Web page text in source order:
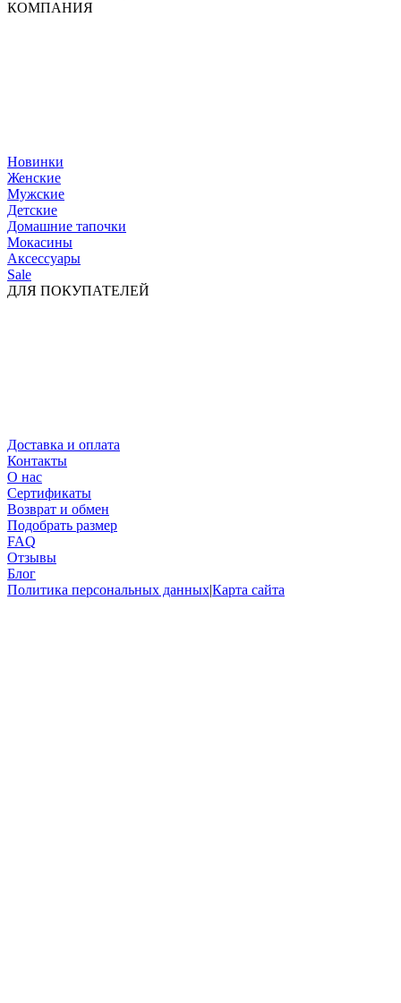
КОМПАНИЯ
Новинки
Женские
Мужские
Детские
Домашние тапочки
Мокасины
Аксессуары
Sale
ДЛЯ ПОКУПАТЕЛЕЙ
Доставка и оплата
Контакты
О нас
Сертификаты
Возврат и обмен
Подобрать размер
FAQ
Отзывы
Блог
Политика персональных данных|Карта сайта